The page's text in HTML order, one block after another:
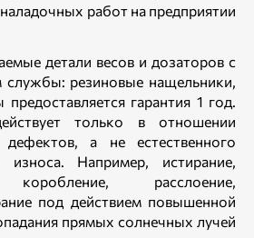
работ на предприятии
детали весов и дозаторов с
резиновые нащельники,
гарантия 1 год.
только в отношении
дефектов, а не естественного
износа. Например, истирание,
коробление, расслоение,
под действием повышенной
прямых солнечных лучей